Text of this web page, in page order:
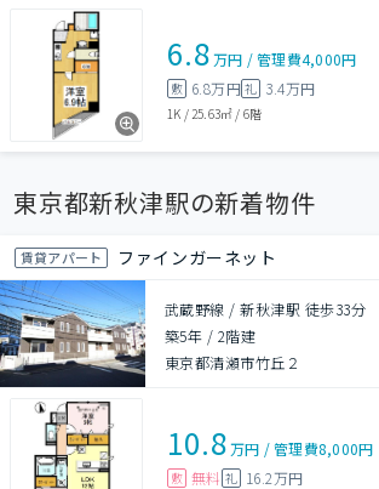
6.8万円 /管理費4,000円
敷 6.8万円礼 3.4万円
1K / 25.63㎡ / 6階
東京都新秋津駅の新着物件
賃貸アパート ファインガーネット
武蔵野線 / 新秋津駅 徒歩33分
築5年 / 2階建
東京都清瀬市竹丘２
10.8万円 /管理費8,000円
敷 無料 礼 16.2万円